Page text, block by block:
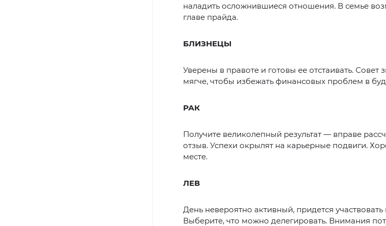
наладить осложнившиеся отношения. В семье
главе прайда.
БЛИЗНЕЦЫ
Уверены в правоте и готовы ее отстаивать. Совет
мягче, чтобы избежать финансовых проблем в
РАК
Получите великолепный результат — вправе
отзыв. Успехи окрылят на карьерные подвиги.
месте.
ЛЕВ
День невероятно активный, придется
Выберите, что можно делегировать. Внимания